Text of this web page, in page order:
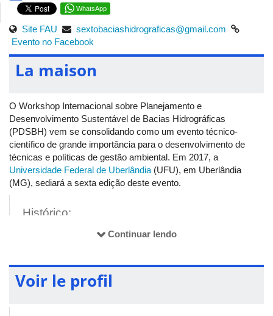
WhatsApp
Site FAU
sextobaciashidrograficas@gmail.com
Evento no Facebook
La maison
O Workshop Internacional sobre Planejamento e
Desenvolvimento Sustentável de Bacias Hidrográficas
(PDSBH) vem se consolidando como um evento técnico-
científico de grande importância para o desenvolvimento de
técnicas e políticas de gestão ambiental. Em 2017, a
Universidade Federal de Uberlândia (UFU), em Uberlândia
(MG), sediará a sexta edição deste evento.
Histórico:
(SP), sob a organização da Universidade Estadual Paulista
Federal do Pará (UFPA), com diversos apoios financeiros,
Continuar lendo
Voir le profil